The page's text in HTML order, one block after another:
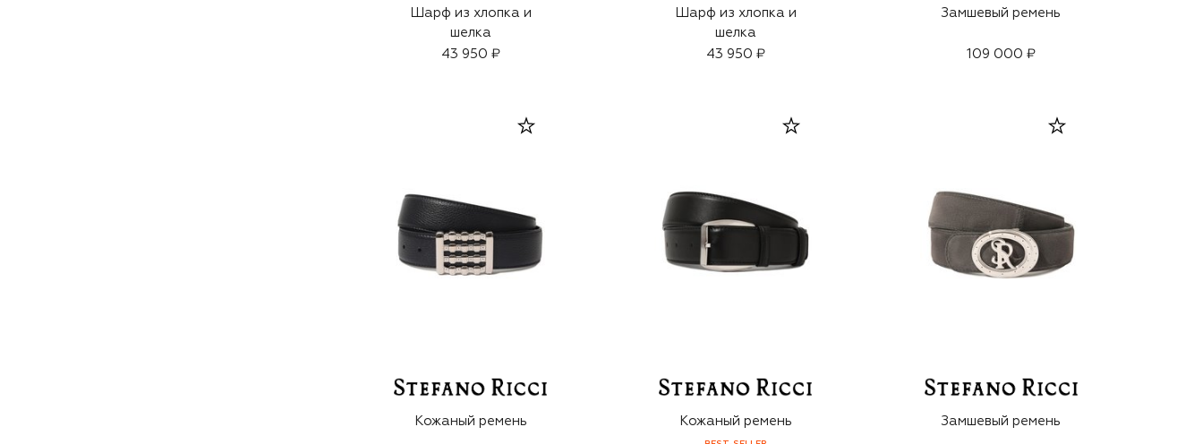
Шарф из хлопка и
шелка
43 950 ₽
Шарф из хлопка и
шелка
43 950 ₽
Замшевый ремень
109 000 ₽
Кожаный ремень Кожаный ремень Замшевый ремень